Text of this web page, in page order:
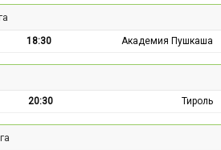
18:30 Академия Пушкаша
20:30 Тироль